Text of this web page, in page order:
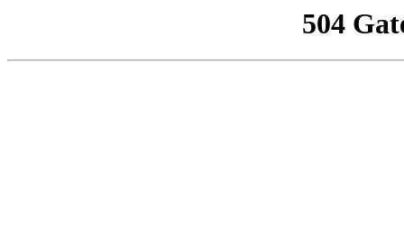
504